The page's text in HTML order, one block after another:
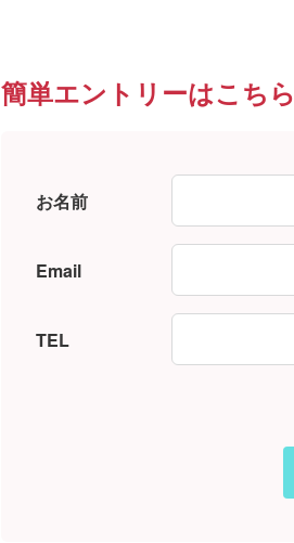
簡単エントリーはこちら
お名前
Email
TEL